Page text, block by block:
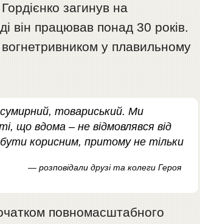
загинув на
він працював понад 30 років.
у плавильному
товариський. Ми
що вдома – не відмовлявся від
корисним, притому не тільки
— розповідали друзі та колеги Героя
повномасштабного